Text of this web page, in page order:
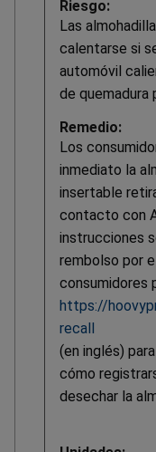
Riesgo:
Las
calentarse si
automóvil
de quemadura
Remedio:
Los
inmediato la
insertable
contacto con
instrucciones
rembolso por
consumidores
https://
recall
(en inglés)
cómo
desechar la